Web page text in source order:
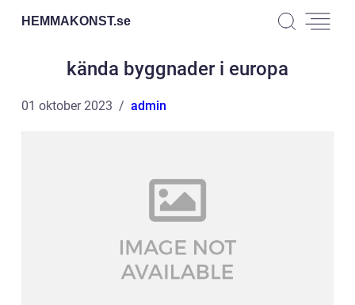
HEMMAKONST.se
kända byggnader i europa
01 oktober 2023 admin